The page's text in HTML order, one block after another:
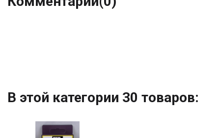
В этой категории 30 товаров: